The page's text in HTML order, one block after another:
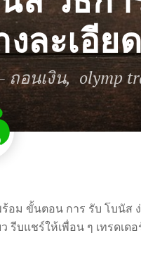
ละเอีย
ถอนเงิน olymp
อม ขั้นตอน การ รับ โบนัส
รีบแชร์ให้เพื่อน ๆ เทรดเด